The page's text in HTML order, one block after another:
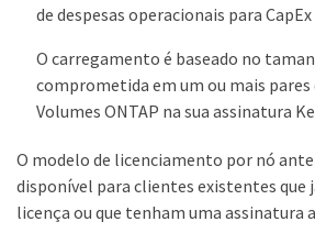
de despesas operacionais para
O carregamento é baseado no
comprometida em um ou mais pares
Volumes ONTAP na sua assinatura
O modelo de licenciamento por nó
disponível para clientes existentes que
licença ou que tenham uma assinatura